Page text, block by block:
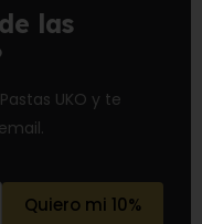
las
UKO y te